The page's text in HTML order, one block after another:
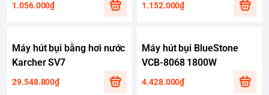
1.056.000₫ 1.152.000₫
Máy hút bụi bằng hơi nước
Karcher SV7
29.548.800₫
Máy hút bụi BlueStone
VCB-8068 1800W
4.428.000₫